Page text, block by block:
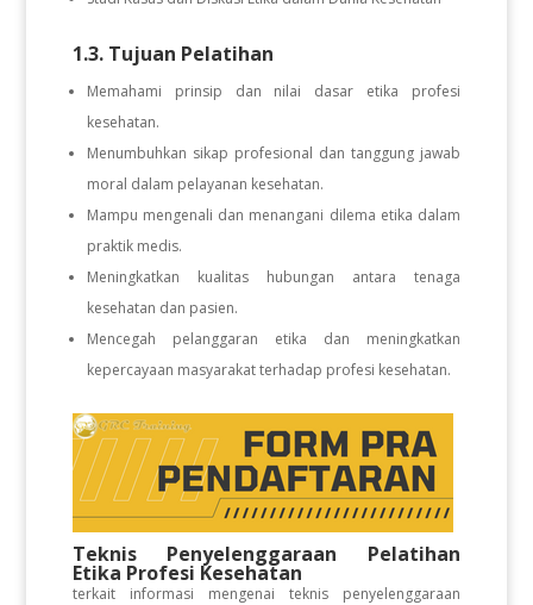
1.3. Tujuan Pelatihan
Memahami prinsip dan nilai dasar etika profesi
kesehatan.
Menumbuhkan sikap profesional dan tanggung jawab
moral dalam pelayanan kesehatan.
Mampu mengenali dan menangani dilema etika dalam
praktik medis.
Meningkatkan kualitas hubungan antara tenaga
kesehatan dan pasien.
Mencegah pelanggaran etika dan meningkatkan
kepercayaan masyarakat terhadap profesi kesehatan.
Teknis Penyelenggaraan Pelatihan
Etika Profesi Kesehatan
terkait informasi mengenai teknis penyelenggaraan